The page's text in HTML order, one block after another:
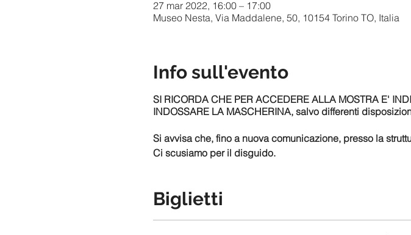
27 mar 2022, 16:00 – 17:00
Museo Nesta, Via Maddalene, 50, 10154 Torino TO, Italia
Info sull'evento
SI RICORDA CHE PER ACCEDERE ALLA MOSTRA E'
INDOSSARE LA MASCHERINA, salvo differenti
Si avvisa che, fino a nuova comunicazione, presso la
Ci scusiamo per il disguido.
Biglietti